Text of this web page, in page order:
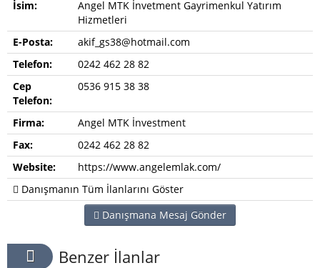
İsim:
Angel MTK İnvetment Gayrimenkul Yatırım
Hizmetleri
E-Posta:
akif_gs38@hotmail.com
Telefon:
0242 462 28 82
Cep
Telefon:
0536 915 38 38
Firma:
Angel MTK İnvestment
Fax:
0242 462 28 82
Website:
https://www.angelemlak.com/
Danışmanın Tüm İlanlarını Göster
Danışmana Mesaj Gönder
Benzer İlanlar